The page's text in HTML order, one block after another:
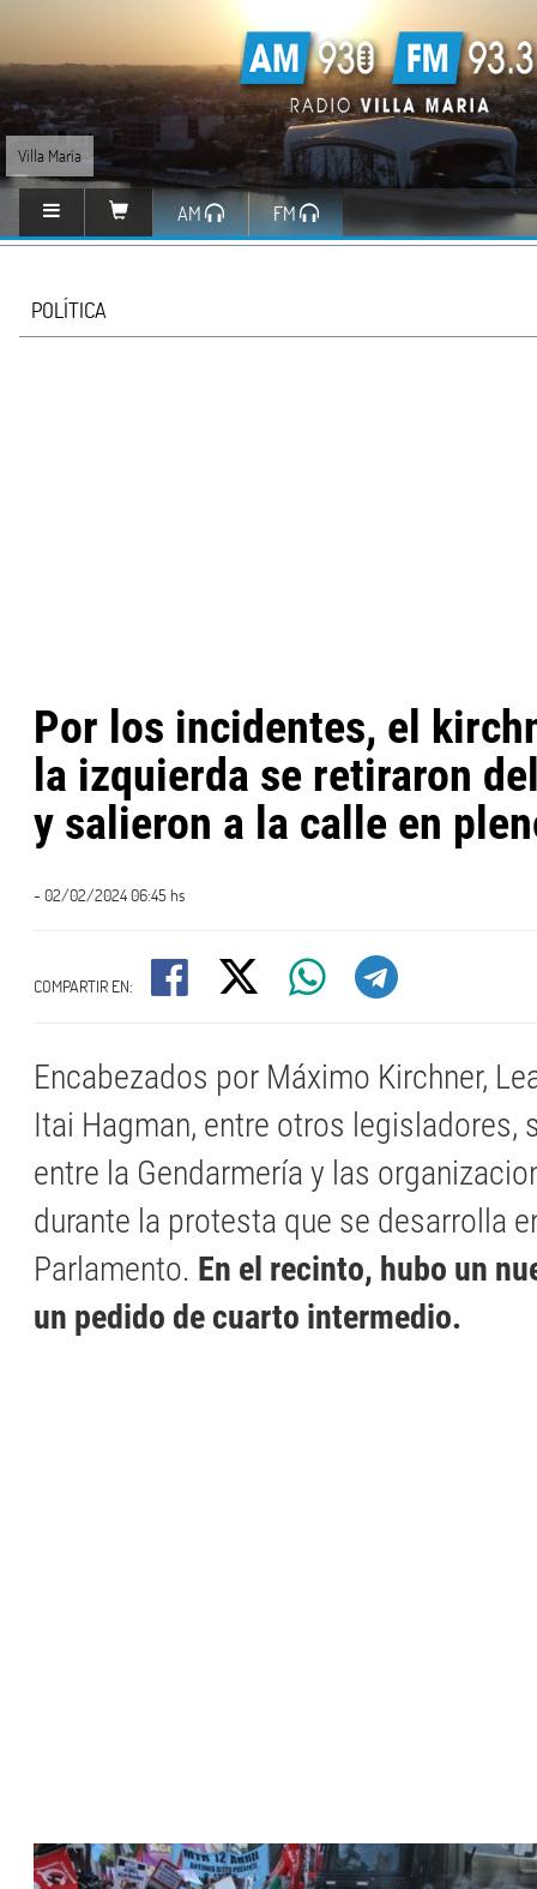
Villa María
AM FM
POLÍTICA
Por los incidentes, el
la izquierda se retiraron
y salieron a la calle en
- 02/02/2024 06:45 hs
COMPARTIR EN:
Encabezados por Máximo Kirchner,
Itai Hagman, entre otros legisladores,
entre la Gendarmería y las
durante la protesta que se desarrolla
Parlamento. En el recinto, hubo un
un pedido de cuarto intermedio.